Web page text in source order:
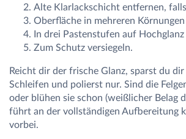
Alte Klarlackschicht entfernen,
Oberfläche in mehreren
In drei Pastenstufen auf
Zum Schutz versiegeln.
Reicht dir der frische Glanz, sparst du
Schleifen und polierst nur. Sind die
oder blühen sie schon (weißlicher Belag
führt an der vollständigen Aufbereitung
vorbei.